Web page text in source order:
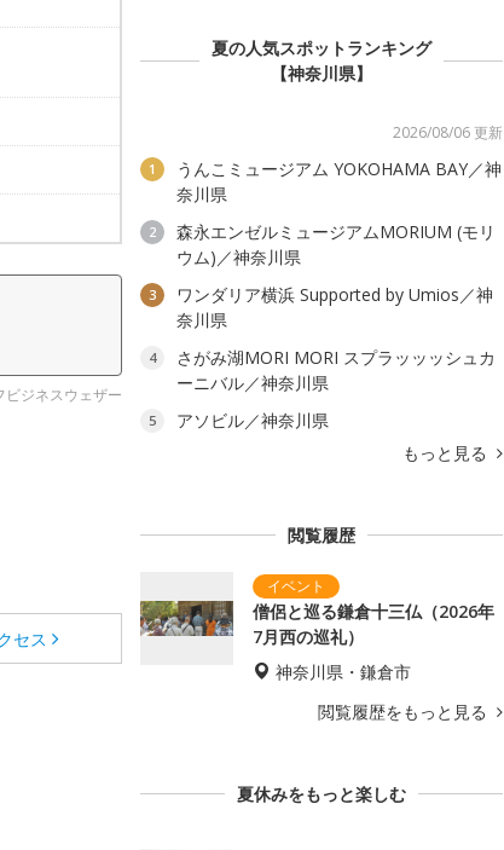
ジネスウェザー
セス
夏の人気スポットランキング
【神奈川県】
2026/08/06 更新
1
うんこミュージアム YOKOHAMA BAY／神
奈川県
2
森永エンゼルミュージアムMORIUM (モリ
ウム)／神奈川県
3
ワンダリア横浜 Supported by Umios／神
奈川県
4
さがみ湖MORI MORI スプラッッッシュカ
ーニバル／神奈川県
5
アソビル／神奈川県
もっと見る
閲覧履歴
僧侶と巡る鎌倉十三仏（2026年
7月西の巡礼）
神奈川県・鎌倉市
閲覧履歴をもっと見る
夏休みをもっと楽しむ